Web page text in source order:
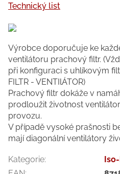
Technický list
Výrobce doporučuje ke
ventilátoru prachový filtr.
při konfiguraci s uhlíkovým
FILTR - VENTIlÁTOR)
Prachový filtr dokáže v
prodloužit životnost
provozu.
V případě vysoké prašnosti
mají diagonální ventilátory
Kategorie: